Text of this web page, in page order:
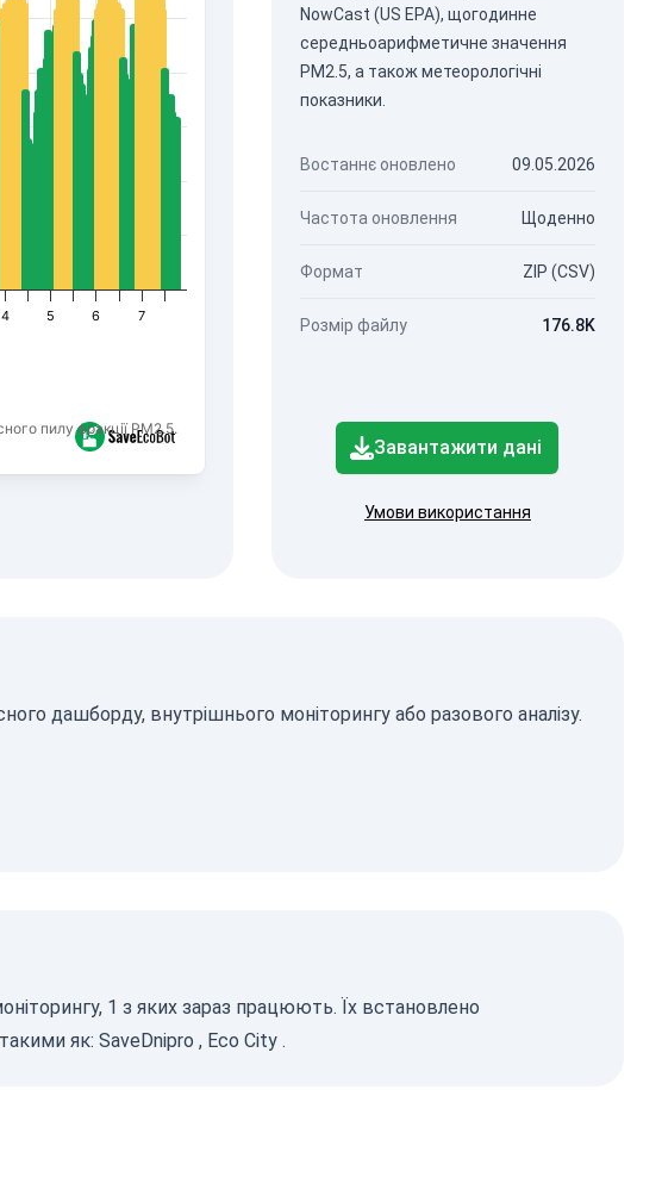
пилу фракції PM2.5.
4 5 6 7
NowCast (US EPA), щогодинне
середньоарифметичне значення
PM2.5, а також метеорологічні
показники.
Востаннє оновлено 09.05.2026
Частота оновлення Щоденно
Формат ZIP (CSV)
Розмір файлу 176.8K
Завантажити дані
Умови використання
дашборду, внутрішнього моніторингу або разового аналізу.
1 з яких зараз працюють. Їх встановлено
як: SaveDnipro , Eco City .